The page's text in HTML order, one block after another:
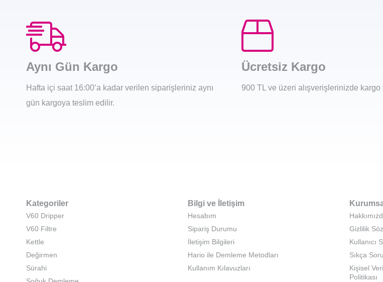
Aynı Gün Kargo
Hafta içi saat 16:00’a kadar verilen siparişleriniz aynı
gün kargoya teslim edilir.
Ücretsiz Kargo
900 TL ve üzeri alışverişlerinizde kargo
Kategoriler
V60 Dripper
V60 Filtre
Kettle
Değirmen
Sürahi
Bilgi ve İletişim
Hesabım
Sipariş Durumu
İletişim Bilgileri
Hario ile Demleme Metodları
Kullanım Kılavuzları
Gizlilik
Kullanıcı
Sıkça
Kişisel
Politikası